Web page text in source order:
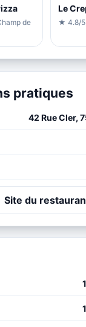
de
Le
★ 4.8/5
pratiques
42 Rue Cler,
Site du